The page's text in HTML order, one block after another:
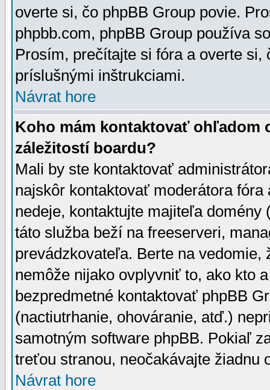
overte si, čo phpBB Group povie.
phpbb.com, phpBB Group používa
Prosím, prečítajte si fóra a overte
príslušnými inštrukciami.
Návrat hore
Koho mám kontaktovať ohľadom
záležitostí boardu?
Mali by ste kontaktovať
najskôr kontaktovať moderátora
nedeje, kontaktujte majiteľa
táto služba beží na freeserveri,
prevádzkovateľa. Berte na vedomie,
nemôže nijako ovplyvniť to, ako kto
bezpredmetné kontaktovať phpBB
(nactiutrhanie, ohováranie, atď.)
samotným software phpBB. Pokiaľ
treťou stranou, neočakávajte žiadnu
Návrat hore